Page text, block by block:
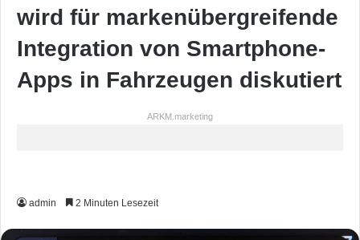
wird für markenübergreifende
Integration von Smartphone-
Apps in Fahrzeugen diskutiert
ARKM.marketing
admin 2 Minuten Lesezeit